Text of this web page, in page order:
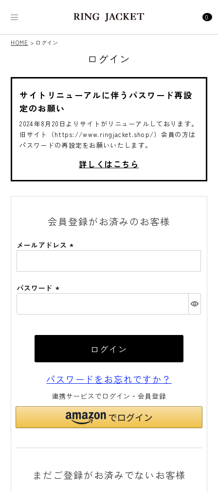
0
HOME ログイン
ログイン
サイトリニューアルに伴うパスワード再設
定のお願い
2024年8月20日よりサイトがリニューアルしております。
旧サイト（https://www.ringjacket.shop/）会員の方は
パスワードの再設定をお願いいたします。
詳しくはこちら
会員登録がお済みのお客様
メールアドレス
パスワード
ログイン
パスワードをお忘れですか？
連携サービスでログイン・会員登録
まだご登録がお済みでないお客様